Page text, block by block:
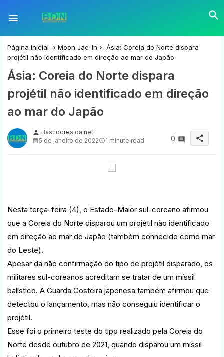
Página inicial Moon Jae-In
Ásia: Coreia do Norte dispara
projétil não identificado em direção ao mar do Japão
Ásia: Coreia do Norte dispara
projétil não identificado em direção
ao mar do Japão
person Bastidores da net
5 de janeiro de 2022
1 minute read 0 share
Nesta terça-feira (4), o Estado-Maior sul-coreano afirmou
que a Coreia do Norte disparou um projétil não identificado
em direção ao mar do Japão (também conhecido como mar
do Leste).
Apesar da não confirmação do tipo de projétil disparado, os
militares sul-coreanos acreditam se tratar de um míssil
balístico. A Guarda Costeira japonesa também afirmou que
detectou o lançamento, mas não conseguiu identificar o
projétil.
Esse foi o primeiro teste do tipo realizado pela Coreia do
Norte desde outubro de 2021, quando disparou um míssil